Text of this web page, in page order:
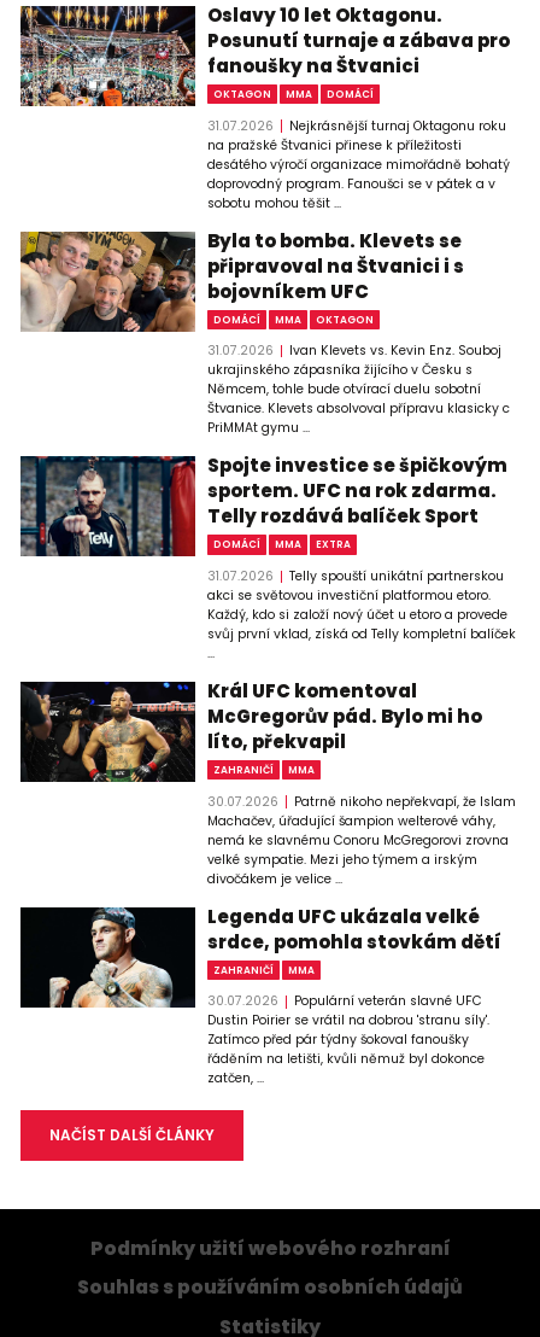
Oslavy 10 let Oktagonu.
Posunutí turnaje a zábava pro
fanoušky na Štvanici
OKTAGON MMA DOMÁCÍ
31.07.2026
Nejkrásnější turnaj Oktagonu roku
na pražské Štvanici přinese k příležitosti
desátého výročí organizace mimořádně bohatý
doprovodný program. Fanoušci se v pátek a v
sobotu mohou těšit ...
Byla to bomba. Klevets se
připravoval na Štvanici i s
bojovníkem UFC
DOMÁCÍ MMA OKTAGON
31.07.2026
Ivan Klevets vs. Kevin Enz. Souboj
ukrajinského zápasníka žijícího v Česku s
Němcem, tohle bude otvírací duelu sobotní
Štvanice. Klevets absolvoval přípravu klasicky c
PriMMAt gymu ...
Spojte investice se špičkovým
sportem. UFC na rok zdarma.
Telly rozdává balíček Sport
DOMÁCÍ MMA EXTRA
31.07.2026
Telly spouští unikátní partnerskou
akci se světovou investiční platformou etoro.
Každý, kdo si založí nový účet u etoro a provede
svůj první vklad, získá od Telly kompletní balíček
...
Král UFC komentoval
McGregorův pád. Bylo mi ho
líto, překvapil
ZAHRANIČÍ MMA
30.07.2026
Patrně nikoho nepřekvapí, že Islam
Machačev, úřadující šampion welterové váhy,
nemá ke slavnému Conoru McGregorovi zrovna
velké sympatie. Mezi jeho týmem a irským
divočákem je velice ...
Legenda UFC ukázala velké
srdce, pomohla stovkám dětí
ZAHRANIČÍ MMA
30.07.2026
Populární veterán slavné UFC
Dustin Poirier se vrátil na dobrou 'stranu síly'.
Zatímco před pár týdny šokoval fanoušky
řáděním na letišti, kvůli němuž byl dokonce
zatčen, ...
NAČÍST DALŠÍ ČLÁNKY
Podmínky užití webového rozhraní
Souhlas s používáním osobních údajů
Statistiky